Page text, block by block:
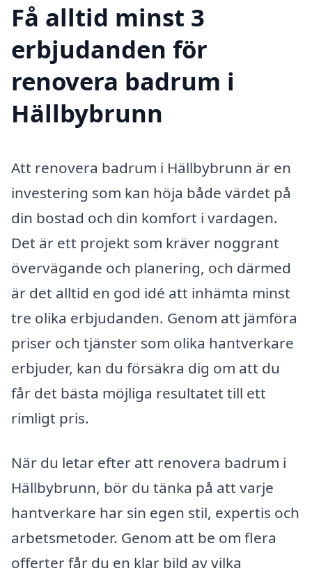
Få alltid minst 3
erbjudanden för
renovera badrum i
Hällbybrunn
Att renovera badrum i Hällbybrunn är en
investering som kan höja både värdet på
din bostad och din komfort i vardagen.
Det är ett projekt som kräver noggrant
övervägande och planering, och därmed
är det alltid en god idé att inhämta minst
tre olika erbjudanden. Genom att jämföra
priser och tjänster som olika hantverkare
erbjuder, kan du försäkra dig om att du
får det bästa möjliga resultatet till ett
rimligt pris.
När du letar efter att renovera badrum i
Hällbybrunn, bör du tänka på att varje
hantverkare har sin egen stil, expertis och
arbetsmetoder. Genom att be om flera
offerter får du en klar bild av vilka